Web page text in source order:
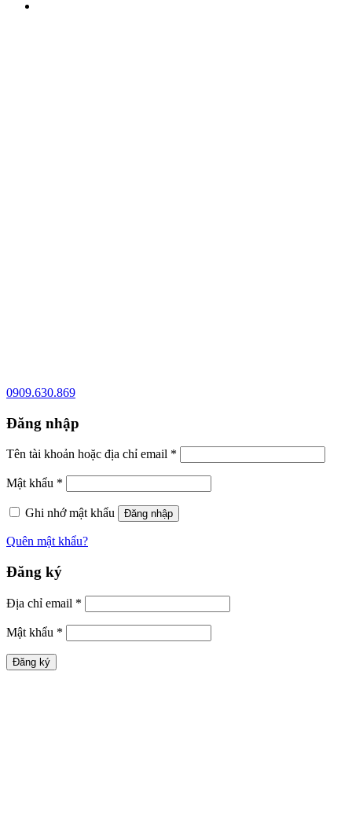
0909.630.869
Đăng nhập
Tên tài khoản hoặc địa chỉ email *
Mật khẩu *
Ghi nhớ mật khẩu Đăng nhập
Quên mật khẩu?
Đăng ký
Địa chỉ email *
Mật khẩu *
Đăng ký